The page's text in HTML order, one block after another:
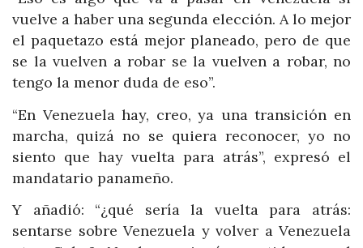
vuelve a haber una segunda elección. A lo mejor
el paquetazo está mejor planeado, pero de que
se la vuelven a robar se la vuelven a robar, no
tengo la menor duda de eso”.
“En Venezuela hay, creo, ya una transición en
marcha, quizá no se quiera reconocer, yo no
siento que hay vuelta para atrás”, expresó el
mandatario panameño.
Y añadió: “¿qué sería la vuelta para atrás:
sentarse sobre Venezuela y volver a Venezuela